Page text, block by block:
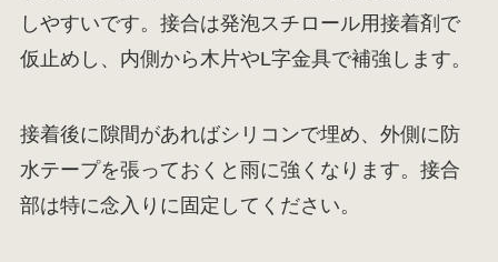
しやすいです。接合は発泡スチロール用接着剤で
仮止めし、内側から木片やL字金具で補強します。
接着後に隙間があればシリコンで埋め、外側に防
水テープを張っておくと雨に強くなります。接合
部は特に念入りに固定してください。